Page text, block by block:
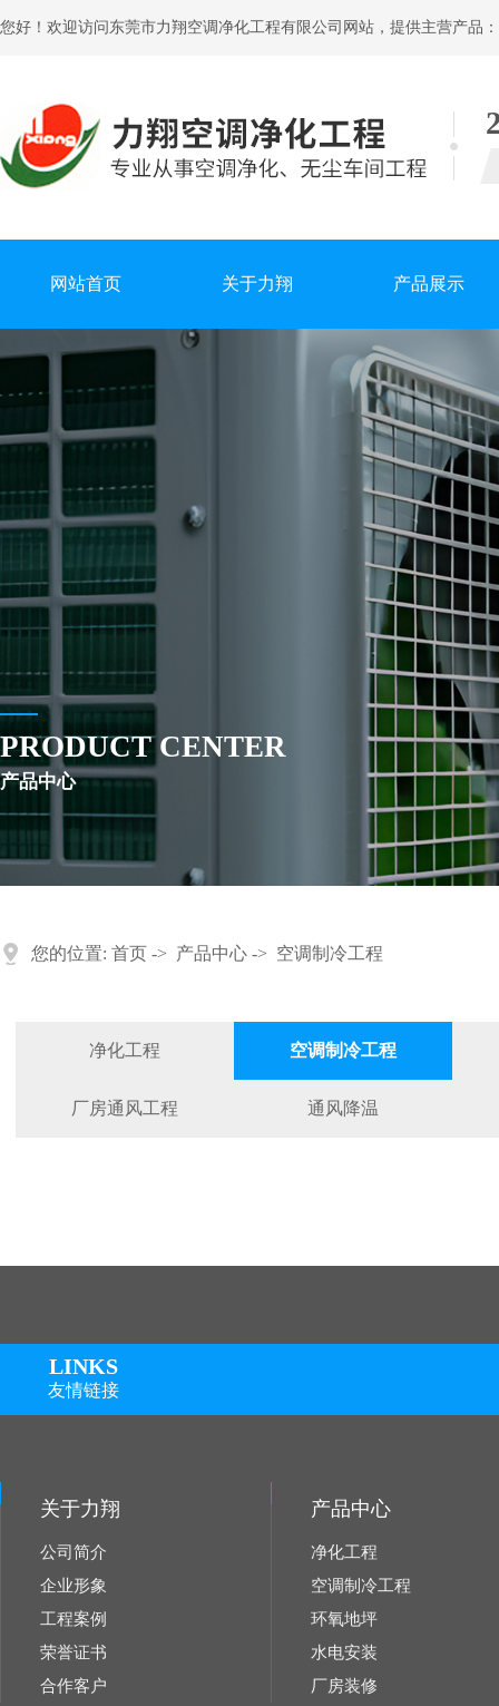
您好！欢迎访问东莞市力翔空调净化工程有限公司网站，提供主营产品
网站首页 关于力翔 产品展示
PRODUCT CENTER
产品中心
您的位置: 首页 -> 产品中心 -> 空调制冷工程
净化工程 空调制冷工程
厂房通风工程 通风降温
LINKS
友情链接
关于力翔
公司简介
企业形象
工程案例
荣誉证书
合作客户
产品中心
净化工程
空调制冷工程
环氧地坪
水电安装
厂房装修